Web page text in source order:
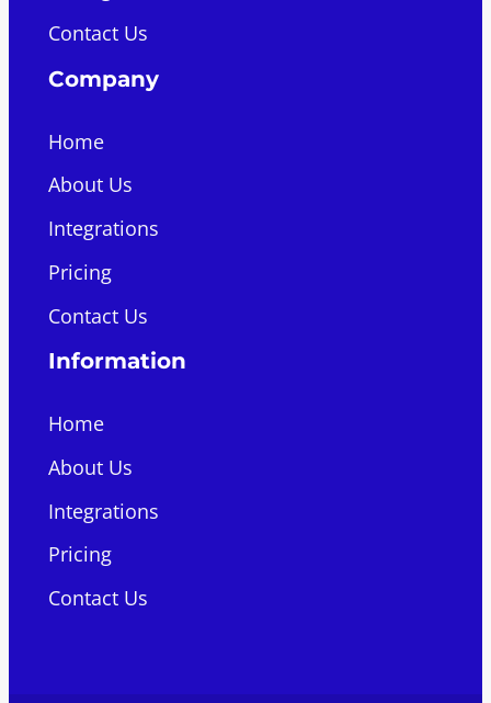
Contact Us
Company
Home
About Us
Integrations
Pricing
Contact Us
Information
Home
About Us
Integrations
Pricing
Contact Us